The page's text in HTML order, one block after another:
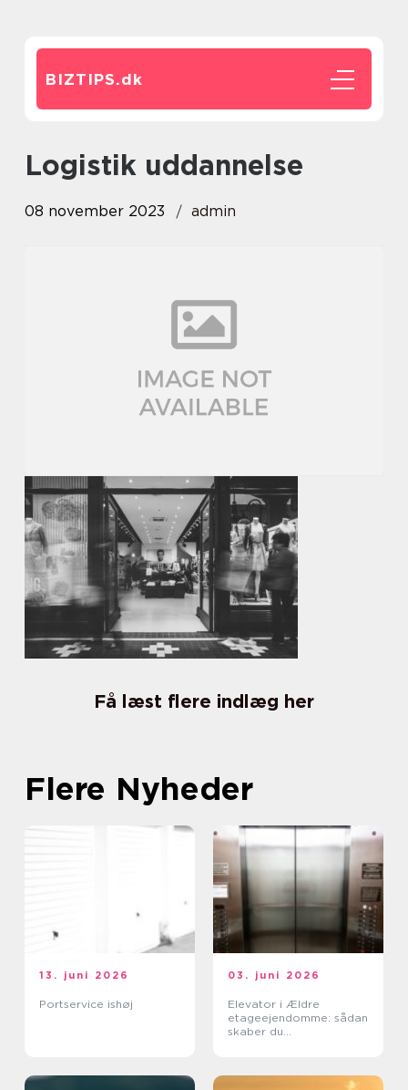
BIZTIPS.dk
logistik uddannelse
08 november 2023 admin
Få læst flere indlæg her
Flere Nyheder
13. juni 2026
Portservice ishøj
03. juni 2026
Elevator i Ældre
etageejendomme: sådan
skaber du